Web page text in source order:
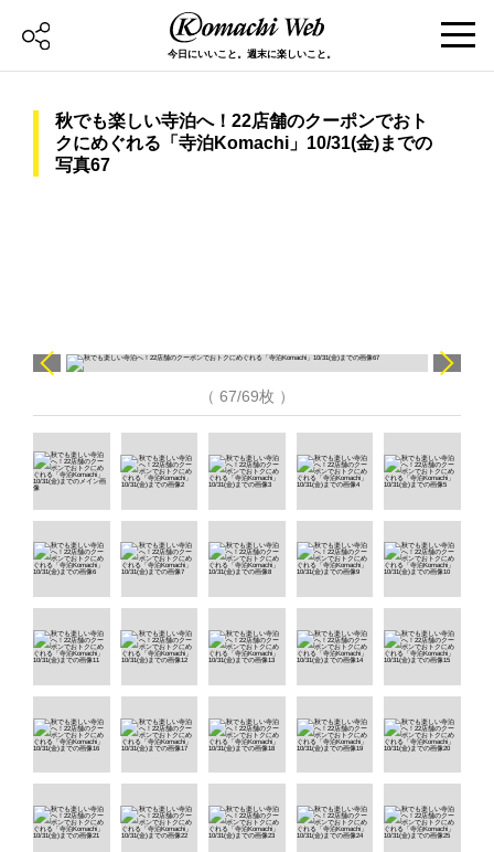
今日にいいこと。週末に楽しいこと。
秋でも楽しい寺泊へ！22店舗のクーポンでおト
クにめぐれる「寺泊Komachi」10/31(金)までの
写真67
（ 67/69枚 ）